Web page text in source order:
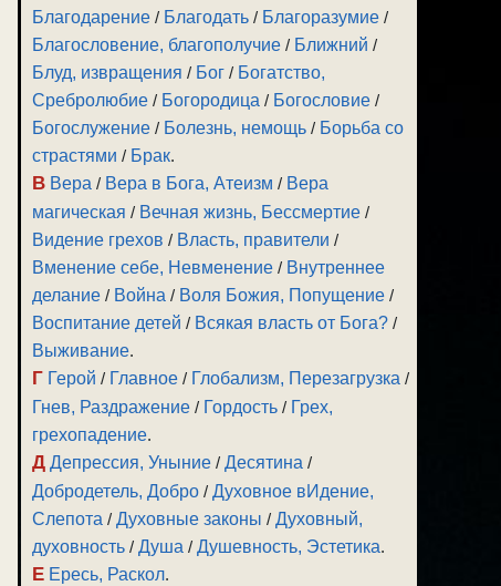
Благодарение / Благодать / Благоразумие /
Благословение, благополучие / Ближний /
Блуд, извращения / Бог / Богатство,
Сребролюбие / Богородица / Богословие /
Богослужение / Болезнь, немощь / Борьба со
страстями / Брак.
В Вера / Вера в Бога, Атеизм / Вера
магическая / Вечная жизнь, Бессмертие /
Видение грехов / Власть, правители /
Вменение себе, Невменение / Внутреннее
делание / Война / Воля Божия, Попущение /
Воспитание детей / Всякая власть от Бога? /
Выживание.
Г Герой / Главное / Глобализм, Перезагрузка /
Гнев, Раздражение / Гордость / Грех,
грехопадение.
Д Депрессия, Уныние /Десятина /
Добродетель, Добро /Духовное вИдение,
Слепота /Духовные законы /Духовный,
духовность /Душа /Душевность, Эстетика.
Е Ересь, Раскол.